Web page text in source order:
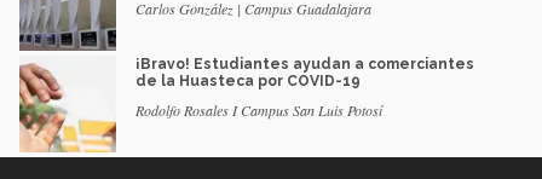
Carlos González | Campus Guadalajara
¡Bravo! Estudiantes ayudan a comerciantes
de la Huasteca por COVID-19
Rodolfo Rosales I Campus San Luis Potosí